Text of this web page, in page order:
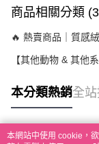
商品相關分類
🔥 熱賣商品｜質感
【其他動物 & 其他系
本分類熱銷全
本網站中使用 cookie，